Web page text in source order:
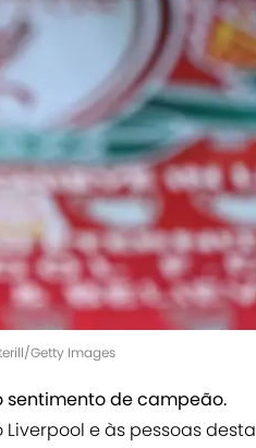
Getty Images
sentimento de campeão.
e às pessoas desta